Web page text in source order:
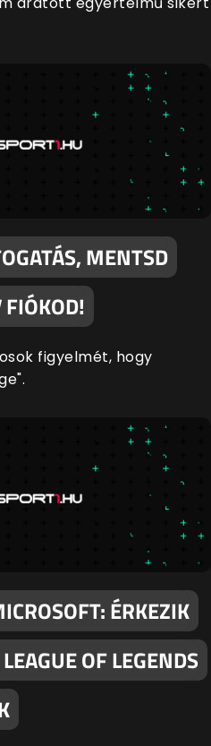
MENTSD
figyelmét, hogy
ÉRKEZIK
OF LEGENDS